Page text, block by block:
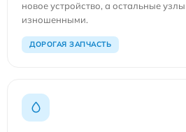
новое устройство, а остальные
изношенными.
ДОРОГАЯ ЗАПЧАСТЬ